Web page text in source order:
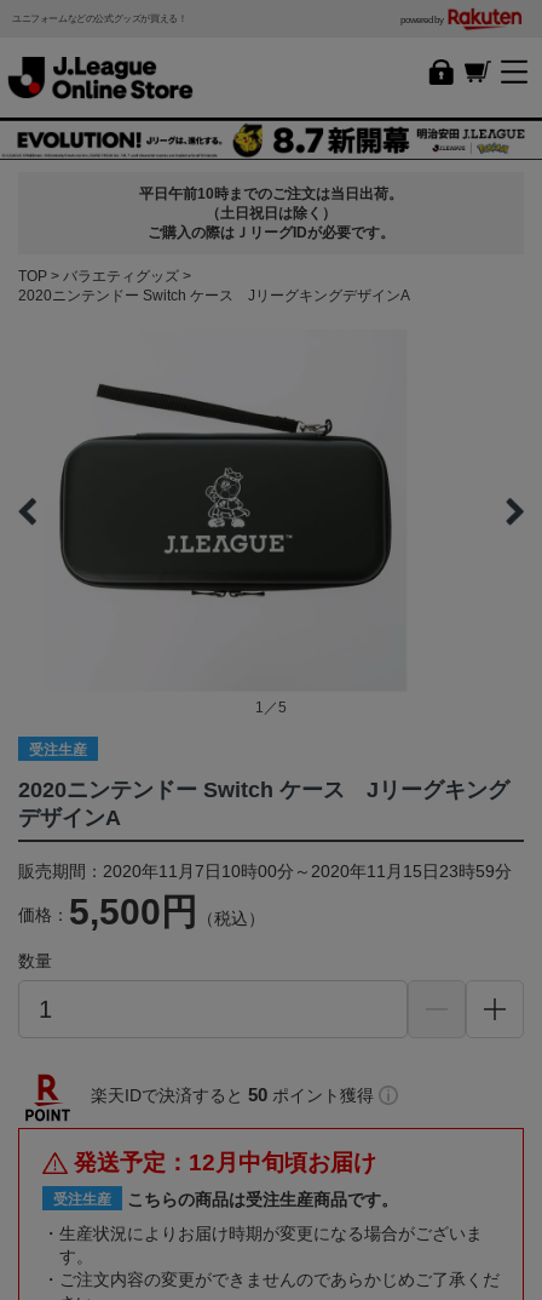
ユニフォームなどの公式グッズが買える！ powered by
平日午前10時までのご注文は当日出荷。
（土日祝日は除く）
ご購入の際はＪリーグIDが必要です。
TOP
バラエティグッズ
2020ニンテンドー Switch ケース JリーグキングデザインA
1／5
受注生産
2020ニンテンドー Switch ケース Jリーグキング
デザインA
販売期間：2020年11月7日10時00分～2020年11月15日23時59分
価格： 5,500円 （税込）
数量
楽天IDで決済すると 50 ポイント獲得
発送予定：12月中旬頃お届け
受注生産
こちらの商品は受注生産商品です。
生産状況によりお届け時期が変更になる場合がございま
す。
ご注文内容の変更ができませんのであらかじめご了承くだ